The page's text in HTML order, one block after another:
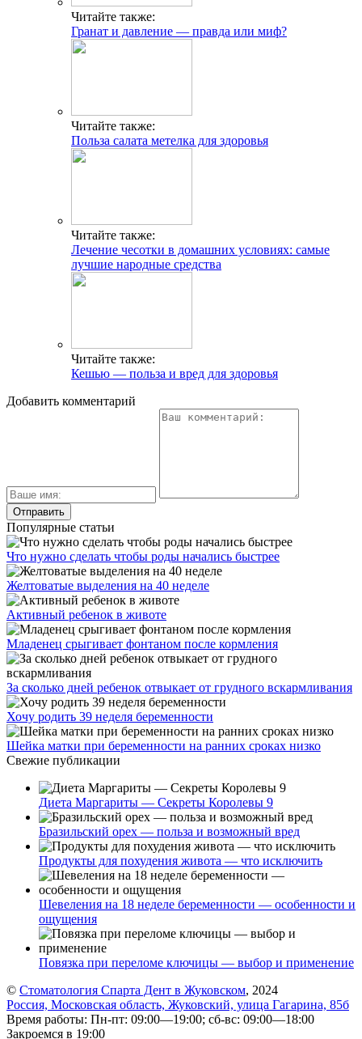
Читайте также:
Гранат и давление — правда или миф?
Читайте также:
Польза салата метелка для здоровья
Читайте также:
Лечение чесотки в домашних условиях: самые
лучшие народные средства
Читайте также:
Кешью — польза и вред для здоровья
Добавить комментарий
Популярные статьи
Что нужно сделать чтобы роды начались быстрее
Желтоватые выделения на 40 неделе
Активный ребенок в животе
Младенец срыгивает фонтаном после кормления
За сколько дней ребенок отвыкает от грудного вскармливания
Хочу родить 39 неделя беременности
Шейка матки при беременности на ранних сроках низко
Свежие публикации
Диета Маргариты — Секреты Королевы 9
Бразильский орех — польза и возможный вред
Продукты для похудения живота — что исключить
Шевеления на 18 неделе беременности — особенности и
ощущения
Повязка при переломе ключицы — выбор и применение
© Стоматология Спарта Дент в Жуковском, 2024
Россия, Московская область, Жуковский, улица Гагарина, 85б
Время работы: Пн-пт: 09:00—19:00; сб-вс: 09:00—18:00
Закроемся в 19:00